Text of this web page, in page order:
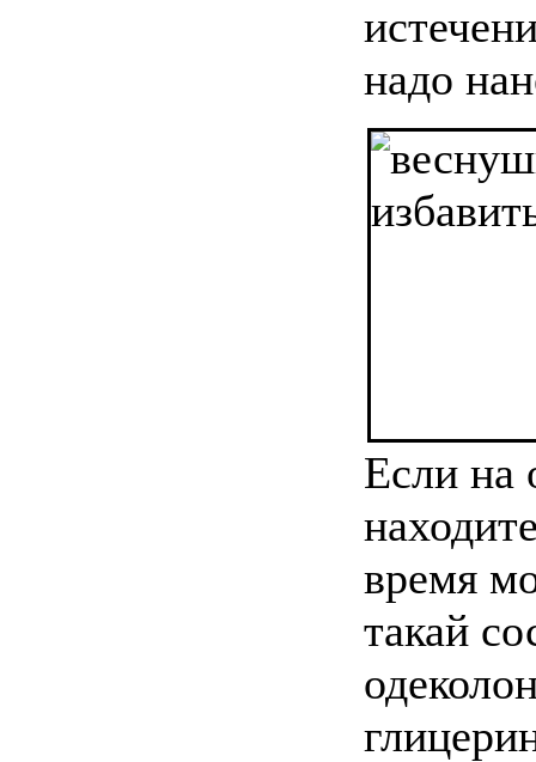
надо
Если на
время
такай